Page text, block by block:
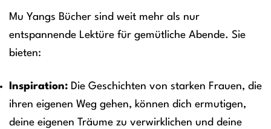
Mu Yangs Bücher sind weit mehr als nur
entspannende Lektüre für gemütliche Abende. Sie
bieten:
Inspiration: Die Geschichten von starken Frauen, die
ihren eigenen Weg gehen, können dich ermutigen,
deine eigenen Träume zu verwirklichen und deine